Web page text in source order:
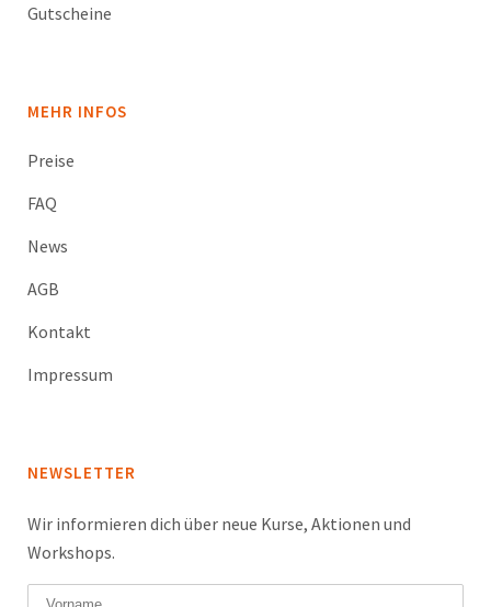
Gutscheine
MEHR INFOS
Preise
FAQ
News
AGB
Kontakt
Impressum
NEWSLETTER
Wir informieren dich über neue Kurse, Aktionen und
Workshops.